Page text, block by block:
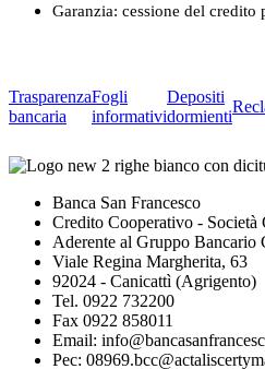
Garanzia: cessione del credito
Trasparenza
bancaria
Fogli
informativi
Depositi
dormienti
Banca San Francesco
Credito Cooperativo - Società
Aderente al Gruppo Bancario
Viale Regina Margherita, 63
92024 - Canicattì (Agrigento)
Tel. 0922 732200
Fax 0922 858011
Email:
Pec: